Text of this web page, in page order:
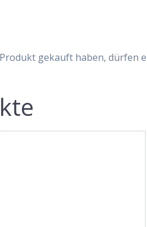
gekauft haben, dürfen